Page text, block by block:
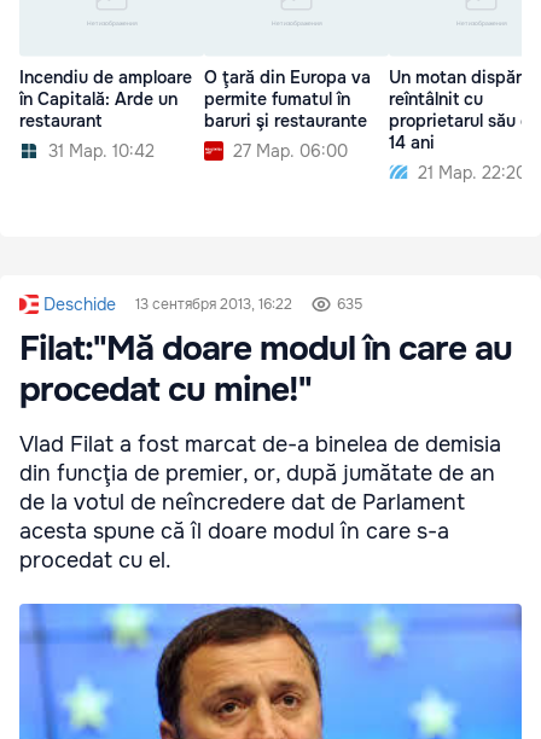
Incendiu de amploare
în Capitală: Arde un
restaurant
31 Мар. 10:42
O ţară din Europa va
permite fumatul în
baruri şi restaurante
27 Мар. 06:00
Un motan
reîntâlnit cu
proprietarul său
14 ani
21 Мар. 22:20
Deschide 13 сентября 2013, 16:22 635
Filat:"Mă doare modul în care au
procedat cu mine!"
Vlad Filat a fost marcat de-a binelea de demisia
din funcţia de premier, or, după jumătate de an
de la votul de neîncredere dat de Parlament
acesta spune că îl doare modul în care s-a
procedat cu el.